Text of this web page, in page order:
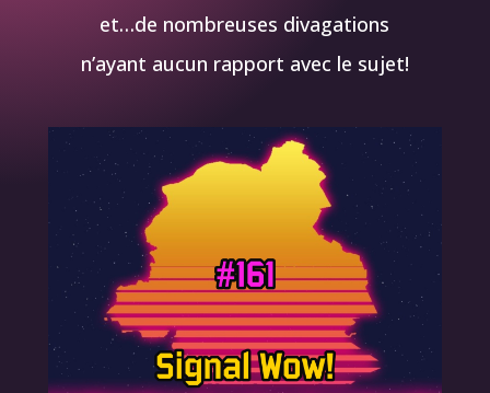
et…de nombreuses divagations
n’ayant aucun rapport avec le sujet!